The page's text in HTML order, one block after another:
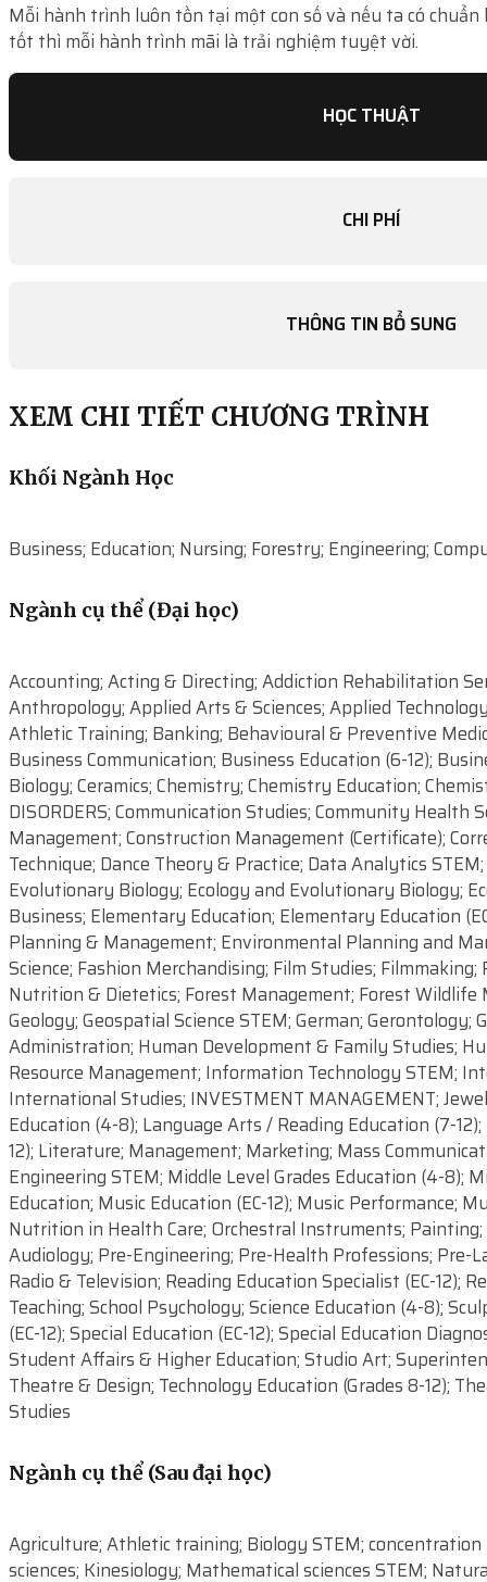
Mỗi hành trình luôn tồn tại một con số và nếu ta có chuẩn
tốt thì mỗi hành trình mãi là trải nghiệm tuyệt vời.
HỌC THUẬT
CHI PHÍ
THÔNG TIN BỔ SUNG
XEM CHI TIẾT CHƯƠNG TRÌNH
Khối Ngành Học
Business; Education; Nursing; Forestry; Engineering;
Ngành cụ thể (Đại học)
Accounting; Acting & Directing; Addiction Rehabilitation
Anthropology; Applied Arts & Sciences; Applied
Athletic Training; Banking; Behavioural & Preventive
Business Communication; Business Education (6-12);
Biology; Ceramics; Chemistry; Chemistry Education;
DISORDERS; Communication Studies; Community
Management; Construction Management (Certificate);
Technique; Dance Theory & Practice; Data Analytics
Evolutionary Biology; Ecology and Evolutionary Biology;
Business; Elementary Education; Elementary Education
Planning & Management; Environmental Planning and
Science; Fashion Merchandising; Film Studies;
Nutrition & Dietetics; Forest Management; Forest Wildlife
Geology; Geospatial Science STEM; German;
Administration; Human Development & Family Studies;
Resource Management; Information Technology STEM;
International Studies; INVESTMENT MANAGEMENT;
Education (4-8); Language Arts / Reading Education (7-
12); Literature; Management; Marketing; Mass
Engineering STEM; Middle Level Grades Education (4-8);
Education; Music Education (EC-12); Music Performance;
Nutrition in Health Care; Orchestral Instruments; Painting;
Audiology; Pre-Engineering; Pre-Health Professions;
Radio & Television; Reading Education Specialist (EC-12);
Teaching; School Psychology; Science Education (4-8);
(EC-12); Special Education (EC-12); Special Education
Student Affairs & Higher Education; Studio Art;
Theatre & Design; Technology Education (Grades 8-12);
Studies
Ngành cụ thể (Sau đại học)
Agriculture; Athletic training; Biology STEM; concentration
sciences; Kinesiology; Mathematical sciences STEM;